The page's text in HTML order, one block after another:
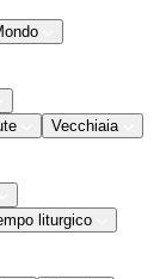
Vecchiaia
liturgico